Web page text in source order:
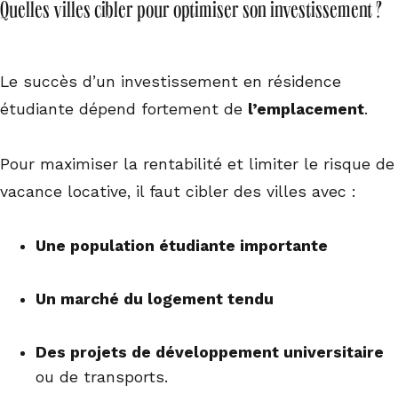
Quelles villes cibler pour optimiser son investissement ?
Le succès d’un investissement en résidence
étudiante dépend fortement de l’emplacement.
Pour maximiser la rentabilité et limiter le risque de
vacance locative, il faut cibler des villes avec :
Une population étudiante importante
Un marché du logement tendu
Des projets de développement universitaire
ou de transports.